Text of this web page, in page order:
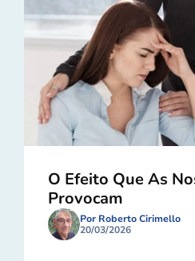
O Efeito Que As
Provocam
Por Roberto Cirimello
20/03/2026